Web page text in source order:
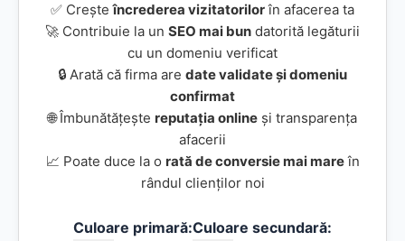
✅ Creșteîncrederea vizitatorilorîn afacerea ta
🚀 Contribuie la un SEO mai bun datorită legăturii
cu un domeniu verificat
🔒 Arată că firma are date validate și domeniu
confirmat
🌐 Îmbunătățește reputația online și transparența
afacerii
📈 Poate duce la o rată de conversie mai mareîn
rândul clienților noi
Culoare primară:Culoare secundară: